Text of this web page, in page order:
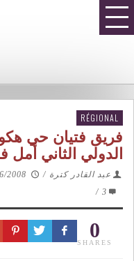
RÉGIONAL
فريق فتيان حي
الدولي الثاني
عبد القادر كترة /
2008
3
/
0
SHARES